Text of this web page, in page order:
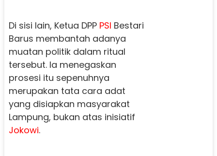
Di sisi lain, Ketua DPP PSI Bestari
Barus membantah adanya
muatan politik dalam ritual
tersebut. Ia menegaskan
prosesi itu sepenuhnya
merupakan tata cara adat
yang disiapkan masyarakat
Lampung, bukan atas inisiatif
Jokowi.